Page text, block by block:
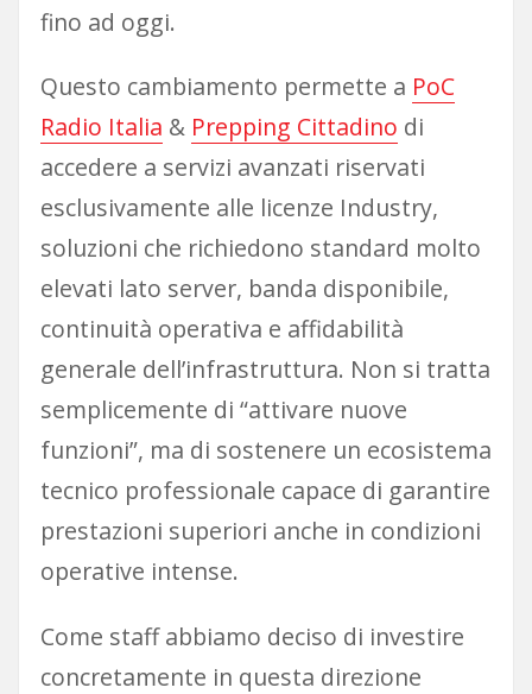
fino ad oggi.
Questo cambiamento permette a PoC
Radio Italia & Prepping Cittadino di
accedere a servizi avanzati riservati
esclusivamente alle licenze Industry,
soluzioni che richiedono standard molto
elevati lato server, banda disponibile,
continuità operativa e affidabilità
generale dell’infrastruttura. Non si tratta
semplicemente di “attivare nuove
funzioni”, ma di sostenere un ecosistema
tecnico professionale capace di garantire
prestazioni superiori anche in condizioni
operative intense.
Come staff abbiamo deciso di investire
concretamente in questa direzione